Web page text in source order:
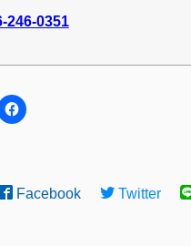
246-0351
Facebook Twitter